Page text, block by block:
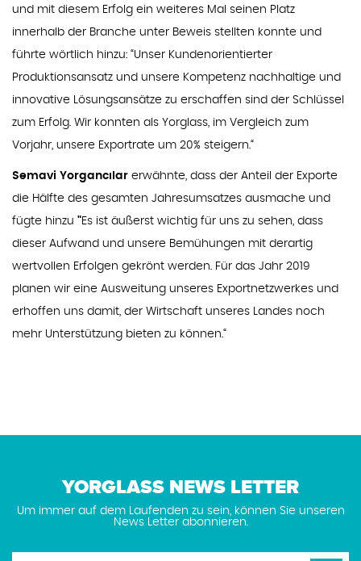
und mit diesem Erfolg ein weiteres Mal seinen Platz
innerhalb der Branche unter Beweis stellten konnte und
führte wörtlich hinzu: “Unser Kundenorientierter
Produktionsansatz und unsere Kompetenz nachhaltige und
innovative Lösungsansätze zu erschaffen sind der Schlüssel
zum Erfolg. Wir konnten als Yorglass, im Vergleich zum
Vorjahr, unsere Exportrate um 20% steigern.“
Semavi Yorgancılar erwähnte, dass der Anteil der Exporte
die Hälfte des gesamten Jahresumsatzes ausmache und
fügte hinzu "Es ist äußerst wichtig für uns zu sehen, dass
dieser Aufwand und unsere Bemühungen mit derartig
wertvollen Erfolgen gekrönt werden. Für das Jahr 2019
planen wir eine Ausweitung unseres Exportnetzwerkes und
erhoffen uns damit, der Wirtschaft unseres Landes noch
mehr Unterstützung bieten zu können.“
YORGLASS NEWS LETTER
Um immer auf dem Laufenden zu sein, können Sie unseren
News Letter abonnieren.